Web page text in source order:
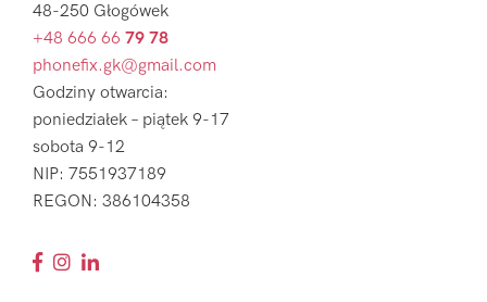
48-250 Głogówek
+48 666 66 79 78
phonefix.gk@gmail.com
Godziny otwarcia:
poniedziałek – piątek 9-17
sobota 9-12
NIP: 7551937189
REGON: 386104358